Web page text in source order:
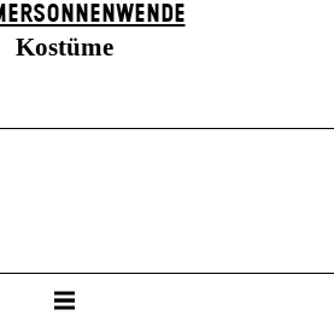
Kostüme